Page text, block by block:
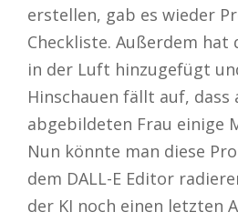
erstellen, gab es wieder
Checkliste. Außerdem hat
in der Luft hinzugefügt
Hinschauen fällt auf, dass
abgebildeten Frau einige
Nun könnte man diese
dem DALL-E Editor
der KI noch einen letzten